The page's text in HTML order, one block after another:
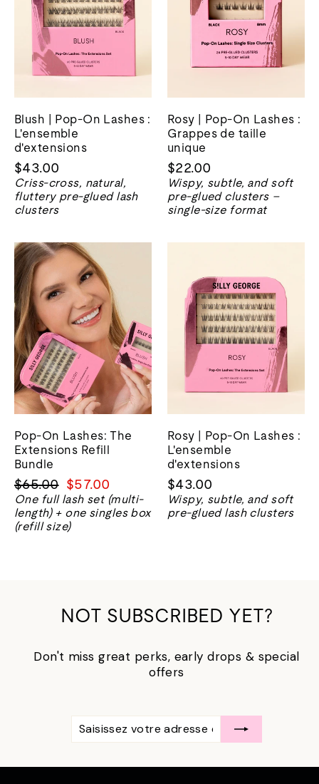
Blush | Pop-On Lashes :
L'ensemble
d'extensions
$43.00
Criss-cross, natural,
fluttery pre-glued lash
clusters
Rosy | Pop-On Lashes :
Grappes de taille
unique
$22.00
Wispy, subtle, and soft
pre-glued clusters –
single-size format
Pop-On Lashes: The
Extensions Refill
Bundle
Prix
normal
$65.00 Prix
de
vente
$57.00
One full lash set (multi-
length) + one singles box
(refill size)
Rosy | Pop-On Lashes :
L'ensemble
d'extensions
$43.00
Wispy, subtle, and soft
pre-glued lash clusters
NOT SUBSCRIBED YET?
Don't miss great perks, early drops & special
offers
SAISISSEZ
VOTRE
ADRESSE
S'ABONNER